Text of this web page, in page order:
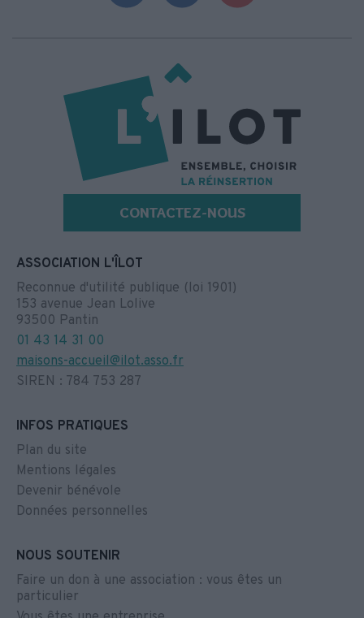
CONTACTEZ-NOUS
ASSOCIATION L'ÎLOT
Reconnue d'utilité publique (loi 1901)
153 avenue Jean Lolive
93500 Pantin
01 43 14 31 00
maisons-accueil@ilot.asso.fr
SIREN : 784 753 287
INFOS PRATIQUES
Plan du site
Mentions légales
Devenir bénévole
Données personnelles
NOUS SOUTENIR
Faire un don à une association : vous êtes un
particulier